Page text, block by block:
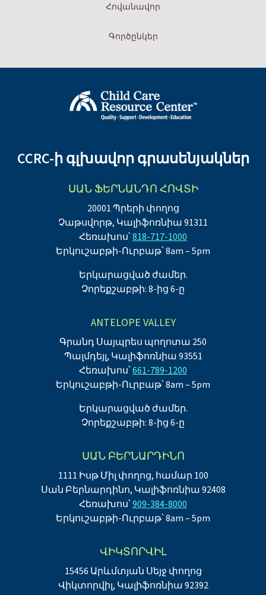
Հովանավոր
Գործընկեր
CCRC-ի գլխավոր գրասենյակներ
ՍԱՆ ՖԵՐՆԱՆԴՈ ՀՈՎՏԻ
20001 Պրերի փողոց
Չաթսվորթ, Կալիֆոռնիա 91311
Հեռախոս՝818-717-1000
Երկուշաբթի-Ուրբաթ՝ 8am – 5pm
Երկարացված ժամեր.
Չորեքշաբթի: 8-ից 6-ը
ANTELOPE VALLEY
Գրանդ Սայպրես պողոտա 250
Պալմդեյլ, Կալիֆոռնիա 93551
Հեռախոս՝661-789-1200
Երկուշաբթի-Ուրբաթ՝ 8am – 5pm
Երկարացված ժամեր.
Չորեքշաբթի: 8-ից 6-ը
ՍԱՆ ԲԵՐՆԱՐԴԻՆՈ
1111 Իսթ Միլ փողոց, համար 100
Սան Բերնարդինո, Կալիֆոռնիա 92408
Հեռախոս՝909-384-8000
Երկուշաբթի-Ուրբաթ՝ 8am – 5pm
ՎԻԿՏՈՐՎԻԼ
15456 Արևմտյան Սեյջ փողոց
Վիկտորվիլ, Կալիֆոռնիա 92392